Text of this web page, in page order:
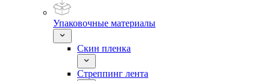
Упаковочные материалы
Скин пленка
Стреппинг лента